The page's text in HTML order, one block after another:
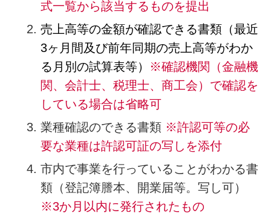
式一覧から該当するものを提出
売上高等の金額が確認できる書類（最近
3ヶ月間及び前年同期の売上高等がわか
る月別の試算表等） ※確認機関（金融機
関、会計士、税理士、商工会）で確認を
している場合は省略可
業種確認のできる書類 ※許認可等の必
要な業種は許認可証の写しを添付
市内で事業を行っていることがわかる書
類（登記簿謄本、開業届等。写し可）
※3か月以内に発行されたもの